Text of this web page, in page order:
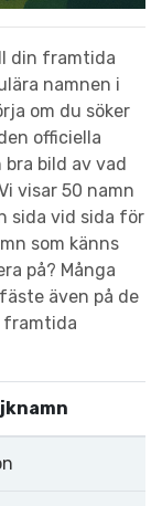
din framtida
namnen i
om du söker
officiella
bild av vad
visar 50 namn
sida vid sida för
som känns
på? Många
även på de
framtida